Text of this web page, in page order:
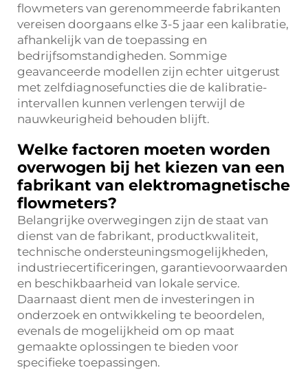
flowmeters van gerenommeerde fabrikanten
vereisen doorgaans elke 3-5 jaar een kalibratie,
afhankelijk van de toepassing en
bedrijfsomstandigheden. Sommige
geavanceerde modellen zijn echter uitgerust
met zelfdiagnosefuncties die de kalibratie-
intervallen kunnen verlengen terwijl de
nauwkeurigheid behouden blijft.
Welke factoren moeten worden
overwogen bij het kiezen van een
fabrikant van elektromagnetische
flowmeters?
Belangrijke overwegingen zijn de staat van
dienst van de fabrikant, productkwaliteit,
technische ondersteuningsmogelijkheden,
industriecertificeringen, garantievoorwaarden
en beschikbaarheid van lokale service.
Daarnaast dient men de investeringen in
onderzoek en ontwikkeling te beoordelen,
evenals de mogelijkheid om op maat
gemaakte oplossingen te bieden voor
specifieke toepassingen.